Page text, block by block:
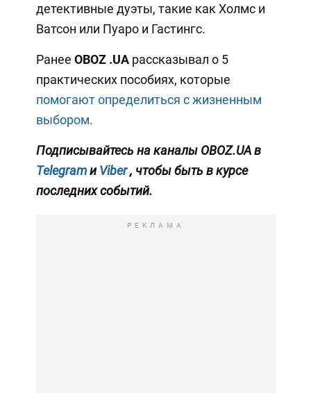
детективные дуэты, такие как Холмс и
Ватсон или Пуаро и Гастингс.
Ранее OBOZ .UAрассказывал о 5
практических пособиях, которые
помогают определиться с жизненным
выбором.
Подписывайтесь на каналы OBOZ.UA в
Telegram и Viber , чтобы быть в курсе
последних событий.
РЕКЛАМА